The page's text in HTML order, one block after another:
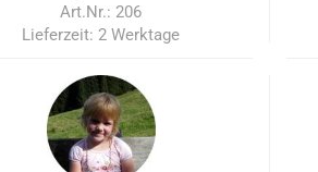
Art.Nr.: 206
Lieferzeit:2 Werktage